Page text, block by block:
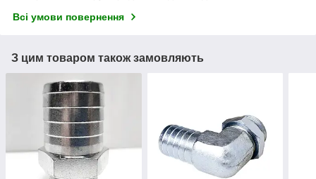
Всі умови повернення
З цим товаром також замовляють